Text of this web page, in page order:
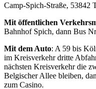
Camp-Spich-Straße, 53842
Mit öffentlichen
Bahnhof Spich, dann Bus
Mit dem Auto: A 59 bis
im Kreisverkehr dritte
nächsten Kreisverkehr die
Belgischer Allee bleiben,
zum Casino.